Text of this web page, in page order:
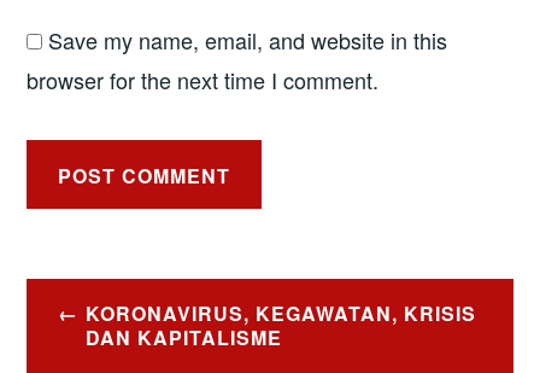
Save my name, email, and website in this
browser for the next time I comment.
Post
navigation
KORONAVIRUS, KEGAWATAN, KRISIS
DAN KAPITALISME